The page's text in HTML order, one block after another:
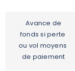
Avance de
fonds si perte
ou vol moyens
de paiement